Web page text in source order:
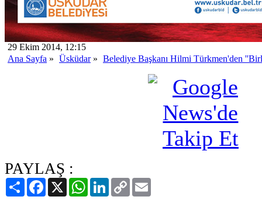
29 Ekim 2014, 12:15
Ana Sayfa » Üsküdar» Belediye Başkanı Hilmi Türkmen'den
PAYLAŞ :
PaylaşFacebook
X WhatsAppLinkedIn
Copy
Link